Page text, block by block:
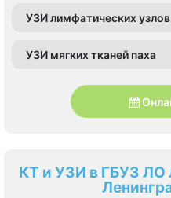
УЗИ лимфатических
УЗИ мягких тканей паха
КТ и УЗИ в ГБУЗ ЛО